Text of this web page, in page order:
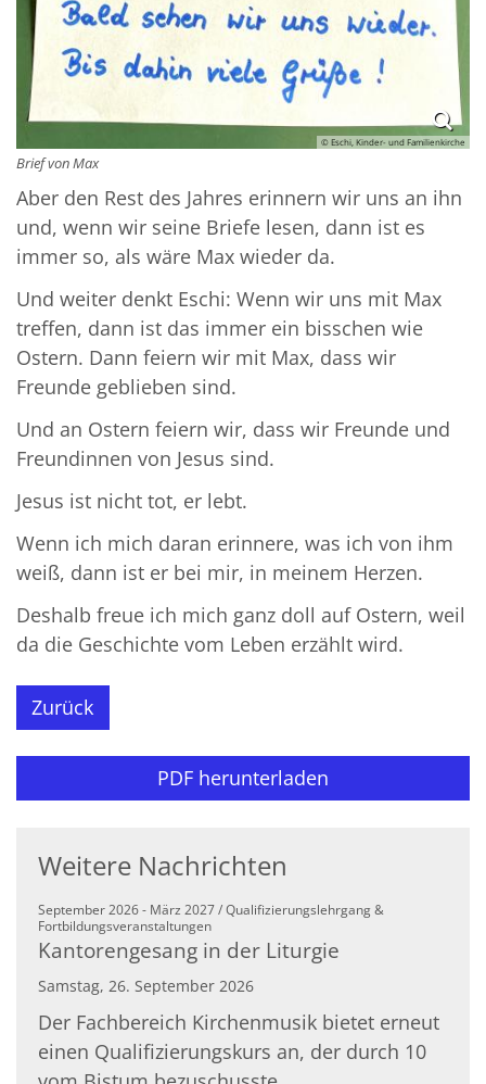
© Eschi, Kinder- und Familienkirche
Brief von Max
Aber den Rest des Jahres erinnern wir uns an ihn
und, wenn wir seine Briefe lesen, dann ist es
immer so, als wäre Max wieder da.
Und weiter denkt Eschi: Wenn wir uns mit Max
treffen, dann ist das immer ein bisschen wie
Ostern. Dann feiern wir mit Max, dass wir
Freunde geblieben sind.
Und an Ostern feiern wir, dass wir Freunde und
Freundinnen von Jesus sind.
Jesus ist nicht tot, er lebt.
Wenn ich mich daran erinnere, was ich von ihm
weiß, dann ist er bei mir, in meinem Herzen.
Deshalb freue ich mich ganz doll auf Ostern, weil
da die Geschichte vom Leben erzählt wird.
Zurück
PDF herunterladen
Weitere Nachrichten
September 2026 - März 2027 / Qualifizierungslehrgang &
Fortbildungsveranstaltungen:
Kantorengesang in der Liturgie
Samstag, 26. September 2026
Der Fachbereich Kirchenmusik bietet erneut
einen Qualifizierungskurs an, der durch 10